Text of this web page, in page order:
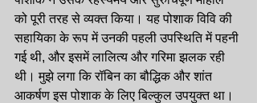
को पूरी तरह से व्यक्त किया। यह पोशाक विवि की
सहायिका के रूप में उनकी पहली उपस्थिति में पहनी
गई थी, और इसमें लालित्य और गरिमा झलक रही
थी। मुझे लगा कि रॉबिन का बौद्धिक और शांत
आकर्षण इस पोशाक के लिए बिल्कुल उपयुक्त था।